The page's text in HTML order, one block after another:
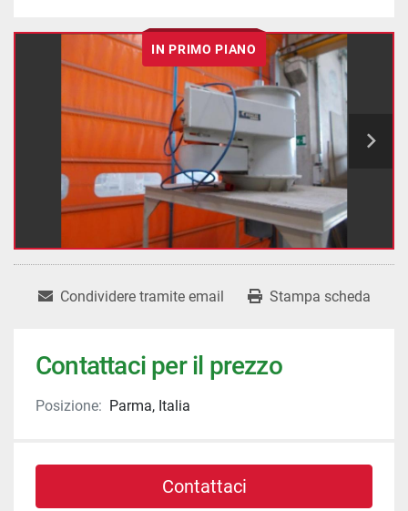
IN PRIMO PIANO
Condividere tramite email Stampa scheda
Contattaci per il prezzo
Posizione: Parma, Italia
Contattaci